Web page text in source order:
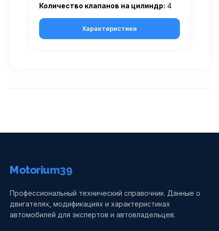
Количество клапанов на цилиндр: 4
Характеристики
Motorium39
Профессиональный технический справочник. Данные о
двигателях, модификациях и характеристиках
автомобилей для экспертов и автовладельцев.